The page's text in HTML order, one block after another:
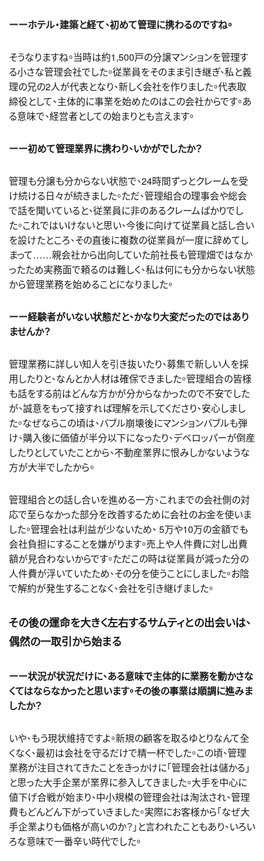
ーーホテル・建築と経て、初めて管理に携わるのですね。
そうなりますね。当時は約1,500戸の分譲マンションを管理す
る小さな管理会社でした。従業員をそのまま引き継ぎ、私と義
理の兄の2人が代表となり、新しく会社を作りました。代表取
締役として、主体的に事業を始めたのはこの会社からです。あ
る意味で、経営者としての始まりとも言えます。
ーー初めて管理業界に携わり、いかがでしたか？
管理も分譲も分からない状態で、24時間ずっとクレームを受
け続ける日々が続きました。ただ、管理組合の理事会や総会
で話を聞いていると、従業員に非のあるクレームばかりでし
た。これではいけないと思い、今後に向けて従業員と話し合い
を設けたところ、その直後に複数の従業員が一度に辞めてし
まって……親会社から出向していた前社長も管理畑ではなか
ったため実務面で頼るのは難しく、私は何にも分からない状態
から管理業務を始めることになりました。
ーー経験者がいない状態だと、かなり大変だったのではあり
ませんか？
管理業務に詳しい知人を引き抜いたり、募集で新しい人を採
用したりと、なんとか人材は確保できました。管理組合の皆様
も話をする前はどんな方かが分からなかったので不安でした
が、誠意をもって接すれば理解を示してくださり、安心しまし
た。なぜならこの頃は、バブル崩壊後にマンションバブルも弾
け、購入後に価値が半分以下になったり、デベロッパーが倒産
したりとしていたことから、不動産業界に恨みしかないような
方が大半でしたから。
管理組合との話し合いを進める一方、これまでの会社側の対
応で至らなかった部分を改善するために会社のお金を使いま
した。管理会社は利益が少ないため、 5万や10万の金額でも
会社負担にすることを嫌がります。売上や人件費に対し出費
額が見合わないからです。ただこの時は従業員が減った分の
人件費が浮いていたため、その分を使うことにしました。お陰
で解約が発生することなく、会社を引き継げました。
その後の運命を大きく左右するサムティとの出会いは、
偶然の一取引から始まる
ーー状況が状況だけに、ある意味で主体的に業務を動かさな
くてはならなかったと思います。その後の事業は順調に進みま
したか？
いや、もう現状維持ですよ。新規の顧客を取るゆとりなんて全
くなく、最初は会社を守るだけで精一杯でした。この頃、管理
業務が注目されてきたことをきっかけに「管理会社は儲かる」
と思った大手企業が業界に参入してきました。大手を中心に
値下げ合戦が始まり、中小規模の管理会社は淘汰され、管理
費もどんどん下がっていきました。実際にお客様から「なぜ大
手企業よりも価格が高いのか？」と言われたこともあり、いろい
ろな意味で一番辛い時代でした。